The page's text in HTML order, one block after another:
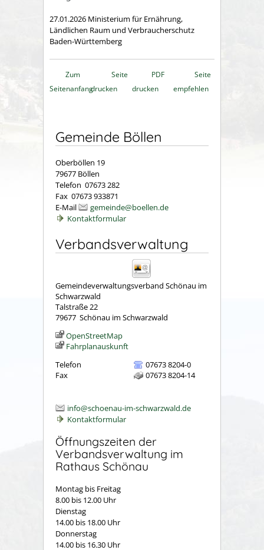
27.01.2026 Ministerium für Ernährung,
Ländlichen Raum und Verbraucherschutz
Baden-Württemberg
Zum
Seitenanfang
Seite
drucken
PDF
drucken
Seite
empfehlen
Gemeinde Böllen
Oberböllen 19
79677 Böllen
Telefon 07673 282
Fax 07673 933871
E-Mail
gemeinde@boellen.de
Kontaktformular
Verbandsverwaltung
Gemeindeverwaltungsverband Schönau im
Schwarzwald
Talstraße 22
79677 Schönau im Schwarzwald
OpenStreetMap
Fahrplanauskunft
Telefon
07673 8204-0
Fax
07673 8204-14
info@schoenau-im-schwarzwald.de
Kontaktformular
Öffnungszeiten der
Verbandsverwaltung im
Rathaus Schönau
Montag bis Freitag
8.00 bis 12.00 Uhr
Dienstag
14.00 bis 18.00 Uhr
Donnerstag
14.00 bis 16.30 Uhr